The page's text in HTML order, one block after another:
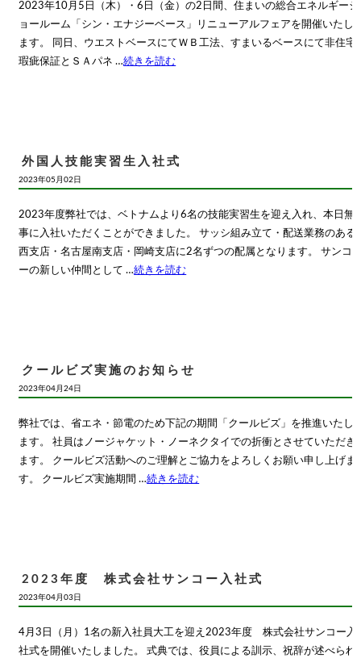
2023年10月5日（木）・6日（金）の2日間、住まいの総合エネルギーシ
ョールーム「シン・エナジーベース」リニューアルフェアを開催いたし
ます。 同日、ウエストベースにてＷＢ工法、すまいるベースにて非住宅
瑕疵保証とＳＡパネ …続きを読む
外国人技能実習生入社式
2023年05月02日
2023年度弊社では、ベトナムより6名の技能実習生を迎え入れ、本日無
事に入社いただくことができました。 サッシ組み立て・配送業務のある
西支店・名古屋南支店・岡崎支店に2名ずつの配属となります。 サンコ
ーの新しい仲間として …続きを読む
クールビズ実施のお知らせ
2023年04月24日
弊社では、省エネ・節電のため下記の期間「クールビズ」を推進いたし
ます。 社員はノージャケット・ノーネクタイでの折衝とさせていただき
ます。 クールビズ活動へのご理解とご協力をよろしくお願い申し上げま
す。 クールビズ実施期間 …続きを読む
2023年度 株式会社サンコー入社式
2023年04月03日
4月3日（月）1名の新入社員大工を迎え2023年度 株式会社サンコー入
社式を開催いたしました。 式典では、役員による訓示、祝辞が述べられ